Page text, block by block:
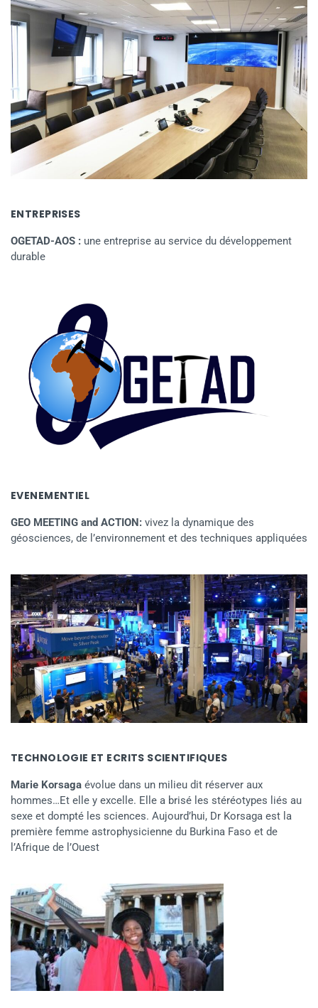
ENTREPRISES
OGETAD-AOS : une entreprise au service du développement
durable
EVENEMENTIEL
GEO MEETING and ACTION: vivez la dynamique des
géosciences, de l’environnement et des techniques appliquées
TECHNOLOGIE ET ECRITS SCIENTIFIQUES
Marie Korsaga évolue dans un milieu dit réserver aux
hommes…Et elle y excelle. Elle a brisé les stéréotypes liés au
sexe et dompté les sciences. Aujourd’hui, Dr Korsaga est la
première femme astrophysicienne du Burkina Faso et de
l’Afrique de l’Ouest